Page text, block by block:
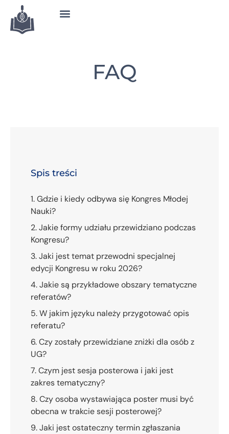
FAQ
Spis treści
1. Gdzie i kiedy odbywa się Kongres Młodej
Nauki?
2. Jakie formy udziału przewidziano podczas
Kongresu?
3. Jaki jest temat przewodni specjalnej
edycji Kongresu w roku 2026?
4. Jakie są przykładowe obszary tematyczne
referatów?
5. W jakim języku należy przygotować opis
referatu?
6. Czy zostały przewidziane zniżki dla osób z
UG?
7. Czym jest sesja posterowa i jaki jest
zakres tematyczny?
8. Czy osoba wystawiająca poster musi być
obecna w trakcie sesji posterowej?
9. Jaki jest ostateczny termin zgłaszania